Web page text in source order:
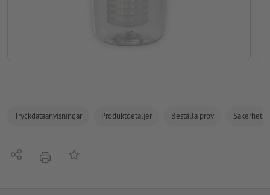
Tryckdataanvisningar Produktdetaljer Beställa prov
Dela erbjudandePå anteckningslistan